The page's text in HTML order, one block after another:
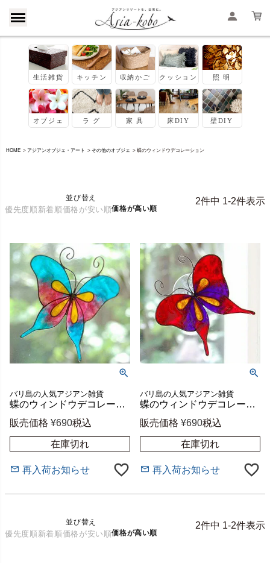
HOME アジアンオブジェ・アート その他のオブジェ 蝶のウィンドウデコレーション
並び替え
優先度順新着順価格が安い順価格が高い順
2件中 1-2件表示
バリ島の人気アジアン雑貨
蝶のウィンドウデコレーション[ピンク×ウォーター][Mサイズ][9483]【アジアン雑貨のアジア工房本店】
販売価格 ¥690税込
在庫切れ
再入荷お知らせ
バリ島の人気アジアン雑貨
蝶のウィンドウデコレーション[レッド×バイオレット][Mサイズ][9481]【アジアン雑貨のアジア工房本店】
販売価格 ¥690税込
在庫切れ
再入荷お知らせ
並び替え
優先度順新着順価格が安い順価格が高い順
2件中 1-2件表示